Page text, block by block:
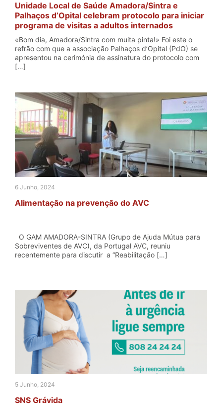
Unidade Local de Saúde Amadora/Sintra e
Palhaços d’Opital celebram protocolo para iniciar
programa de visitas a adultos internados
«Bom dia, Amadora/Sintra com muita pinta!» Foi este o
refrão com que a associação Palhaços d’Opital (PdO) se
apresentou na cerimónia de assinatura do protocolo com
[…]
6 Junho, 2024
Alimentação na prevenção do AVC
O GAM AMADORA-SINTRA (Grupo de Ajuda Mútua para
Sobreviventes de AVC), da Portugal AVC, reuniu
recentemente para discutir a “Reabilitação […]
5 Junho, 2024
SNS Grávida